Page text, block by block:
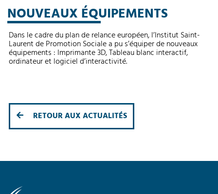
NOUVEAUX ÉQUIPEMENTS
Dans le cadre du plan de relance européen, l’Institut Saint-
Laurent de Promotion Sociale a pu s’équiper de nouveaux
équipements : Imprimante 3D, Tableau blanc interactif,
ordinateur et logiciel d’interactivité.
RETOUR AUX ACTUALITÉS